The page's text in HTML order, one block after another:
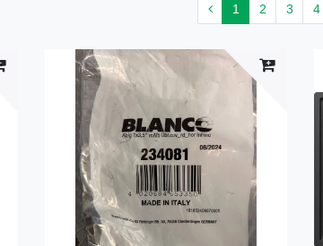
1 2 3 4